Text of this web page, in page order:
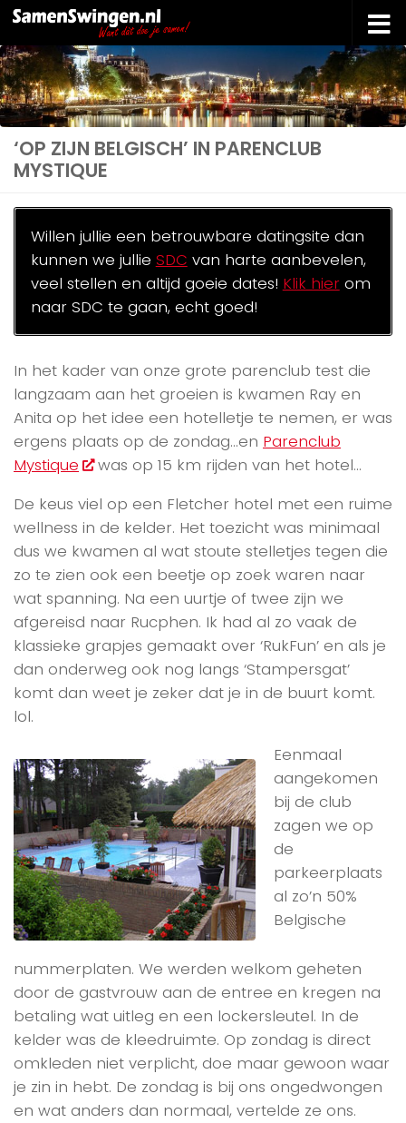
Doorgaan naar inhoud
‘OP ZIJN BELGISCH’ IN PARENCLUB
MYSTIQUE
Willen jullie een betrouwbare datingsite dan
kunnen we jullie SDC van harte aanbevelen,
veel stellen en altijd goeie dates! Klik hierom
naar SDC te gaan, echt goed!
In het kader van onze grote parenclub test die
langzaam aan het groeien is kwamen Ray en
Anita op het idee een hotelletje te nemen, er was
ergens plaats op de zondag…en Parenclub
Mystique
was op 15 km rijden van het hotel…
De keus viel op een Fletcher hotel met een ruime
wellness in de kelder. Het toezicht was minimaal
dus we kwamen al wat stoute stelletjes tegen die
zo te zien ook een beetje op zoek waren naar
wat spanning. Na een uurtje of twee zijn we
afgereisd naar Rucphen. Ik had al zo vaak de
klassieke grapjes gemaakt over ‘RukFun’ en als je
dan onderweg ook nog langs ‘Stampersgat’
komt dan weet je zeker dat je in de buurt komt.
lol.
Eenmaal
aangekomen
bij de club
zagen we op
de
parkeerplaats
al zo’n 50%
Belgische
nummerplaten. We werden welkom geheten
door de gastvrouw aan de entree en kregen na
betaling wat uitleg en een lockersleutel. In de
kelder was de kleedruimte. Op zondag is direct
omkleden niet verplicht, doe maar gewoon waar
je zin in hebt. De zondag is bij ons ongedwongen
en wat anders dan normaal, vertelde ze ons.